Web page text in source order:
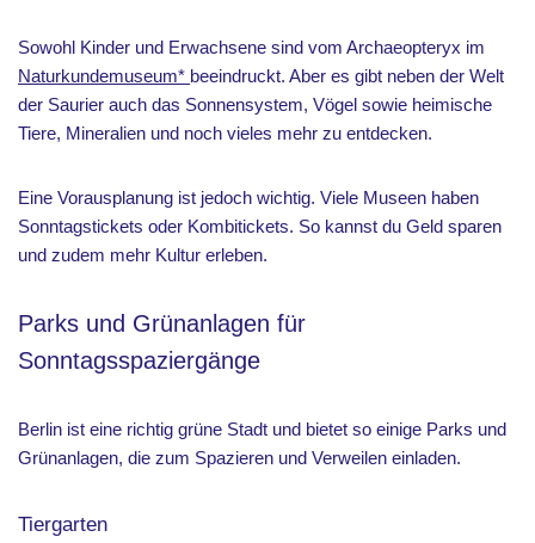
Sowohl Kinder und Erwachsene sind vom Archaeopteryx im
Naturkundemuseum* beeindruckt. Aber es gibt neben der Welt
der Saurier auch das Sonnensystem, Vögel sowie heimische
Tiere, Mineralien und noch vieles mehr zu entdecken.
Eine Vorausplanung ist jedoch wichtig. Viele Museen haben
Sonntagstickets oder Kombitickets. So kannst du Geld sparen
und zudem mehr Kultur erleben.
Parks und Grünanlagen für
Sonntagsspaziergänge
Berlin ist eine richtig grüne Stadt und bietet so einige Parks und
Grünanlagen, die zum Spazieren und Verweilen einladen.
Tiergarten